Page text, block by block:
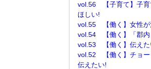
vol.56 【子育て】子育
ほしい!
vol.55 【働く】女性が
vol.54 【働く】「郡内
vol.53 【働く】伝えた
vol.52 【働く】チョー
伝えたい!